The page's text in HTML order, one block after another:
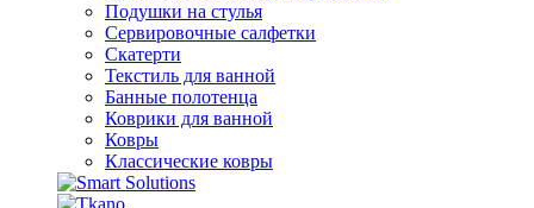
Подушки на стулья
Сервировочные салфетки
Скатерти
Текстиль для ванной
Банные полотенца
Коврики для ванной
Ковры
Классические ковры